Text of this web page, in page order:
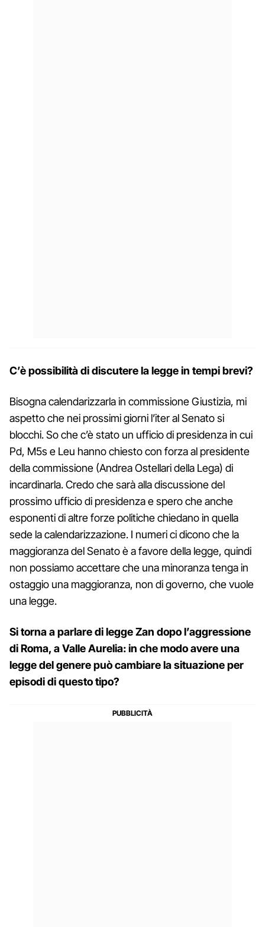
C’è possibilità di discutere la legge in tempi brevi?
Bisogna calendarizzarla in commissione Giustizia, mi
aspetto che nei prossimi giorni l’iter al Senato si
blocchi. So che c’è stato un ufficio di presidenza in cui
Pd, M5s e Leu hanno chiesto con forza al presidente
della commissione (Andrea Ostellari della Lega) di
incardinarla. Credo che sarà alla discussione del
prossimo ufficio di presidenza e spero che anche
esponenti di altre forze politiche chiedano in quella
sede la calendarizzazione. I numeri ci dicono che la
maggioranza del Senato è a favore della legge, quindi
non possiamo accettare che una minoranza tenga in
ostaggio una maggioranza, non di governo, che vuole
una legge.
Si torna a parlare di legge Zan dopo l’aggressione
di Roma, a Valle Aurelia: in che modo avere una
legge del genere può cambiare la situazione per
episodi di questo tipo?